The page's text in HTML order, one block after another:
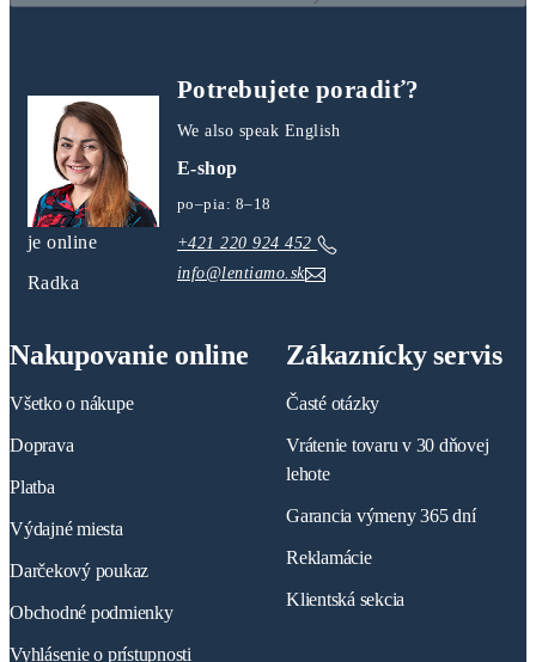
je online
Radka
Potrebujete poradiť?
We also speak English
E-shop
po–pia: 8–18
+421 220 924 452
info@lentiamo.sk
Nakupovanie online
Všetko o nákupe
Doprava
Platba
Výdajné miesta
Darčekový poukaz
Obchodné podmienky
Vyhlásenie o prístupnosti
Zákaznícky servis
Časté otázky
Vrátenie tovaru v 30 dňovej
lehote
Garancia výmeny 365 dní
Reklamácie
Klientská sekcia